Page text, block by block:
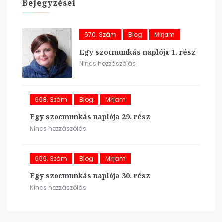
Bejegyzései
670. Szám Blog Mirjam
Egy szocmunkás naplója 1. rész
Nincs hozzászólás
698. Szám Blog Mirjam
Egy szocmunkás naplója 29. rész
Nincs hozzászólás
699. Szám Blog Mirjam
Egy szocmunkás naplója 30. rész
Nincs hozzászólás